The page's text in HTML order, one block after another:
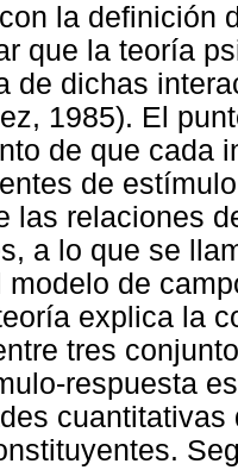
la definición
que la teoría
de dichas
1985). El
de que cada
de
las relaciones
a lo que se
modelo de
explica la
tres
respuesta